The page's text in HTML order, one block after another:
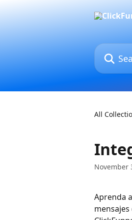
Search
All
November
Aprenda